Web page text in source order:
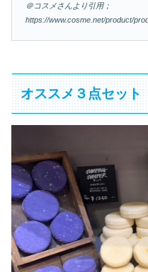
＠コスメさんより引用；
https://www.cosme.net/product/
オススメ３点セット